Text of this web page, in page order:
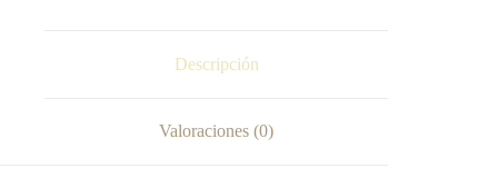
Descripción
Valoraciones (0)